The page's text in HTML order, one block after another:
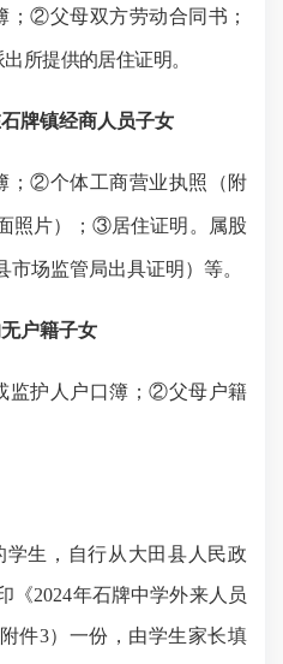
②父母双方劳动合同书；
所提供的居住证明。
牌镇经商人员子女
；②个体工商营业执照（附
照片）；③居住证明。属股
场监管局出具证明）等。
户籍子女
监护人户口簿；②父母户籍
学生，自行从大田县人民政
《2024年石牌中学外来人员
件3）一份，由学生家长填